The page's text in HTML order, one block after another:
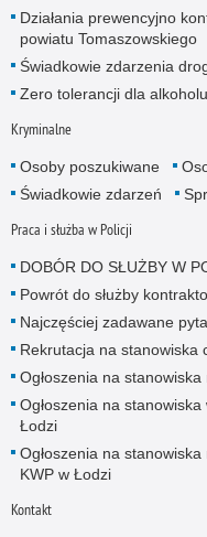
Działania prewencyjno
powiatu Tomaszowskiego
Świadkowie zdarzenia
Zero tolerancji dla
Kryminalne
Osoby poszukiwane
Świadkowie zdarzeń
Praca i służba w Policji
DOBÓR DO SŁUŻBY W
Powrót do służby
Najczęściej zadawane
Rekrutacja na stanowiska
Ogłoszenia na
Ogłoszenia na
Łodzi
Ogłoszenia na
KWP w Łodzi
Kontakt